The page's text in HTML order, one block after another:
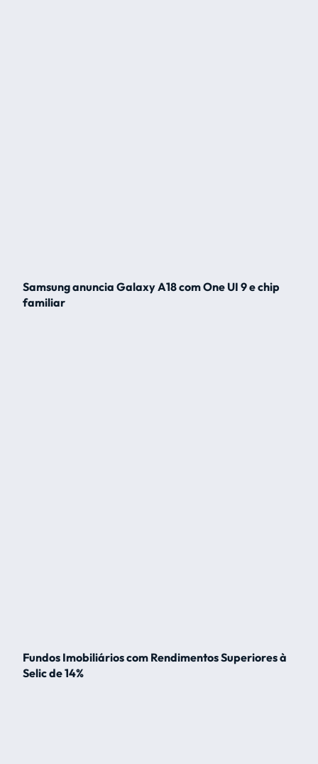
Samsung anuncia Galaxy A18 com One UI 9 e chip
familiar
Fundos Imobiliários com Rendimentos Superiores à
Selic de 14%